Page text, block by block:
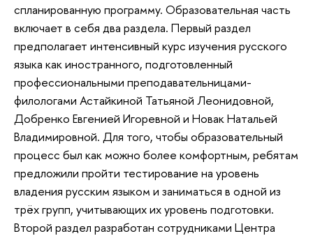
спланированную программу. Образовательная часть
включает в себя два раздела. Первый раздел
предполагает интенсивный курс изучения русского
языка как иностранного, подготовленный
профессиональными преподавательницами-
филологами Астайкиной Татьяной Леонидовной,
Добренко Евгенией Игоревной и Новак Натальей
Владимировной. Для того, чтобы образовательный
процесс был как можно более комфортным, ребятам
предложили пройти тестирование на уровень
владения русским языком и заниматься в одной из
трёх групп, учитывающих их уровень подготовки.
Второй раздел разработан сотрудниками Центра